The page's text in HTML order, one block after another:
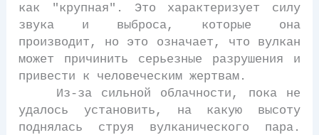
как "крупная". Это характеризует силу
звука и выброса, которые она
производит, но это означает, что вулкан
может причинить серьезные разрушения и
привести к человеческим жертвам.
Из-за сильной облачности, пока не
удалось установить, на какую высоту
поднялась струя вулканического пара.